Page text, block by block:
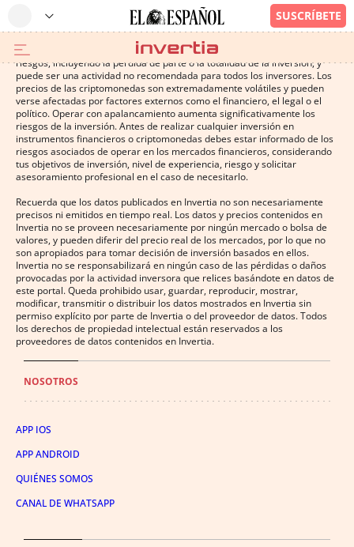
Operar con instrumentos financieros o criptomonedas conlleva altos
riesgos, incluyendo la pérdida de parte o la totalidad de la inversión, y
puede ser una actividad no recomendada para todos los inversores. Los
precios de las criptomonedas son extremadamente volátiles y pueden
verse afectadas por factores externos como el financiero, el legal o el
político. Operar con apalancamiento aumenta significativamente los
riesgos de la inversión. Antes de realizar cualquier inversión en
instrumentos financieros o criptomonedas debes estar informado de los
riesgos asociados de operar en los mercados financieros, considerando
tus objetivos de inversión, nivel de experiencia, riesgo y solicitar
asesoramiento profesional en el caso de necesitarlo.
Recuerda que los datos publicados en Invertia no son necesariamente
precisos ni emitidos en tiempo real. Los datos y precios contenidos en
Invertia no se proveen necesariamente por ningún mercado o bolsa de
valores, y pueden diferir del precio real de los mercados, por lo que no
son apropiados para tomar decisión de inversión basados en ellos.
Invertia no se responsabilizará en ningún caso de las pérdidas o daños
provocadas por la actividad inversora que relices basándote en datos de
este portal. Queda prohibido usar, guardar, reproducir, mostrar,
modificar, transmitir o distribuir los datos mostrados en Invertia sin
permiso explícito por parte de Invertia o del proveedor de datos. Todos
los derechos de propiedad intelectual están reservados a los
proveedores de datos contenidos en Invertia.
NOSOTROS
APP IOS
APP ANDROID
QUIÉNES SOMOS
CANAL DE WHATSAPP